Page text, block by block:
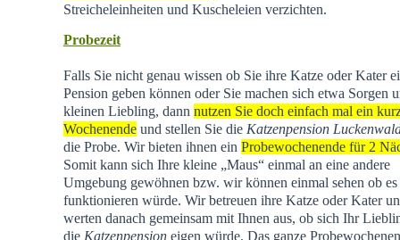
Streicheleinheiten und Kuscheleien verzichten.
Probezeit
Falls Sie nicht genau wissen ob Sie ihre Katze oder Kater
Pension geben können oder Sie machen sich etwa Sorgen
kleinen Liebling, dann nutzen Sie doch einfach mal ein
Wochenendeund stellen Sie die Katzenpension
die Probe. Wir bieten ihnen ein Probewochenende für 2
Somit kann sich Ihre kleine „Maus“ einmal an eine andere
Umgebung gewöhnen bzw. wir können einmal sehen ob es
funktionieren würde. Wir betreuen ihre Katze oder Kater
werten danach gemeinsam mit Ihnen aus, ob sich Ihr
die Katzenpensioneigen würde. Das ganze